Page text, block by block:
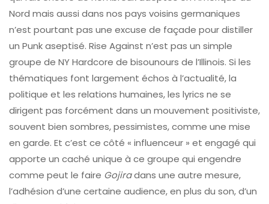
Nord mais aussi dans nos pays voisins germaniques
n’est pourtant pas une excuse de façade pour distiller
un Punk aseptisé. Rise Against n’est pas un simple
groupe de NY Hardcore de bisounours de l’Illinois. Si les
thématiques font largement échos à l’actualité, la
politique et les relations humaines, les lyrics ne se
dirigent pas forcément dans un mouvement positiviste,
souvent bien sombres, pessimistes, comme une mise
en garde. Et c’est ce côté « influenceur » et engagé qui
apporte un caché unique à ce groupe qui engendre
comme peut le faire Gojiradans une autre mesure,
l’adhésion d’une certaine audience, en plus du son, d’un